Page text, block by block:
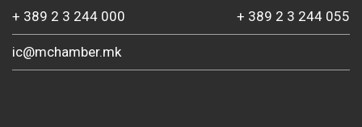
+ 389 2 3 244 000 + 389 2 3 244 055
ic@mchamber.mk